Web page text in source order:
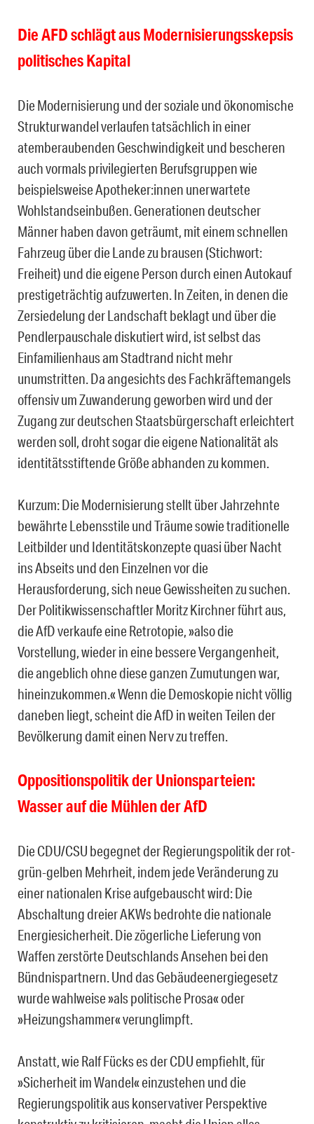
Die AFD schlägt aus Modernisierungsskepsis
politisches Kapital
Die Modernisierung und der soziale und ökonomische
Strukturwandel verlaufen tatsächlich in einer
atemberaubenden Geschwindigkeit und bescheren
auch vormals privilegierten Berufsgruppen wie
beispielsweise Apotheker:innen unerwartete
Wohlstandseinbußen. Generationen deutscher
Männer haben davon geträumt, mit einem schnellen
Fahrzeug über die Lande zu brausen (Stichwort:
Freiheit) und die eigene Person durch einen Autokauf
prestigeträchtig aufzuwerten. In Zeiten, in denen die
Zersiedelung der Landschaft beklagt und über die
Pendlerpauschale diskutiert wird, ist selbst das
Einfamilienhaus am Stadtrand nicht mehr
unumstritten. Da angesichts des Fachkräftemangels
offensiv um Zuwanderung geworben wird und der
Zugang zur deutschen Staatsbürgerschaft erleichtert
werden soll, droht sogar die eigene Nationalität als
identitätsstiftende Größe abhanden zu kommen.
Kurzum: Die Modernisierung stellt über Jahrzehnte
bewährte Lebensstile und Träume sowie traditionelle
Leitbilder und Identitätskonzepte quasi über Nacht
ins Abseits und den Einzelnen vor die
Herausforderung, sich neue Gewissheiten zu suchen.
Der Politikwissenschaftler Moritz Kirchner führt aus,
die AfD verkaufe eine Retrotopie, »also die
Vorstellung, wieder in eine bessere Vergangenheit,
die angeblich ohne diese ganzen Zumutungen war,
hineinzukommen.« Wenn die Demoskopie nicht völlig
daneben liegt, scheint die AfD in weiten Teilen der
Bevölkerung damit einen Nerv zu treffen.
Oppositionspolitik der Unionsparteien:
Wasser auf die Mühlen der AfD
Die CDU/CSU begegnet der Regierungspolitik der rot-
grün-gelben Mehrheit, indem jede Veränderung zu
einer nationalen Krise aufgebauscht wird: Die
Abschaltung dreier AKWs bedrohte die nationale
Energiesicherheit. Die zögerliche Lieferung von
Waffen zerstörte Deutschlands Ansehen bei den
Bündnispartnern. Und das Gebäudeenergiegesetz
wurde wahlweise »als politische Prosa« oder
»Heizungshammer« verunglimpft.
Anstatt, wie Ralf Fücks es der CDU empfiehlt, für
»Sicherheit im Wandel« einzustehen und die
Regierungspolitik aus konservativer Perspektive